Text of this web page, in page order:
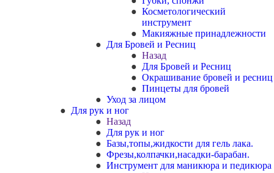
Косметологический
инструмент
Макияжные принадлежности
Для Бровей и Ресниц
Назад
Для Бровей и Ресниц
Окрашивание бровей и ресниц
Пинцеты для бровей
Уход за лицом
Для рук и ног
Назад
Для рук и ног
Базы,топы,жидкости для гель лака.
Фрезы,колпачки,насадки-барабан.
Инструмент для маникюра и педикюра